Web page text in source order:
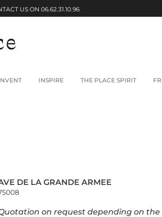
US ON 06.62.31.10.96
INSPIRE THE PLACE SPIRIT
DE LA GRANDE ARMEE
on request depending on